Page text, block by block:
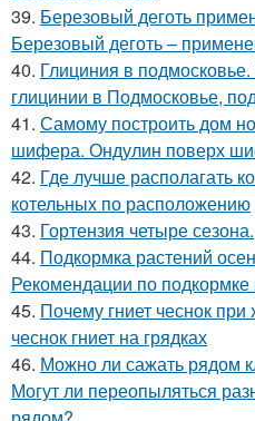
39. Березовый деготь
Березовый деготь –
40. Глициния в
глицинии в Подмосковье,
41. Самому построить дом
шифера. Ондулин поверх
42. Где лучше располагать
котельных по расположению
43. Гортензия четыре сезона.
44. Подкормка растений
Рекомендации по подкормке
45. Почему гниет чеснок
чеснок гниет на грядках
46. Можно ли сажать рядом
Могут ли переопыляться